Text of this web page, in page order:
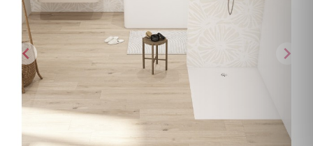
chevron_left chevron_right